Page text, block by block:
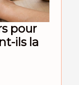
pour
ils la